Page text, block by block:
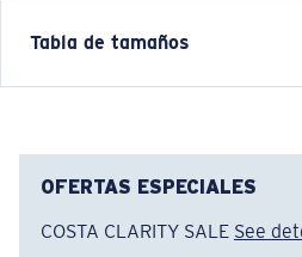
Orgullo
• Corte masculino
• Sin etiqueta
• Peso ligero y tacto suave
Tabla de tamaños
OFERTAS ESPECIALES
COSTA CLARITY SALE See